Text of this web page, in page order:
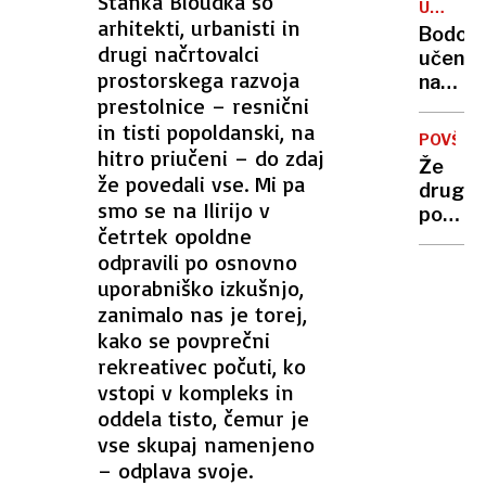
arhitekti, urbanisti in
drugi načrtovalci
prostorskega razvoja
prestolnice – resnični
in tisti popoldanski, na
hitro priučeni – do zdaj
že povedali vse. Mi pa
smo se na Ilirijo v
četrtek opoldne
odpravili po osnovno
uporabniško izkušnjo,
zanimalo nas je torej,
kako se povprečni
rekreativec počuti, ko
vstopi v kompleks in
oddela tisto, čemur je
vse skupaj namenjeno
– odplava svoje.
7,1
V
ŠOLAH
Bodo
učence
stroji?
Že
drugi
pobeg
ta